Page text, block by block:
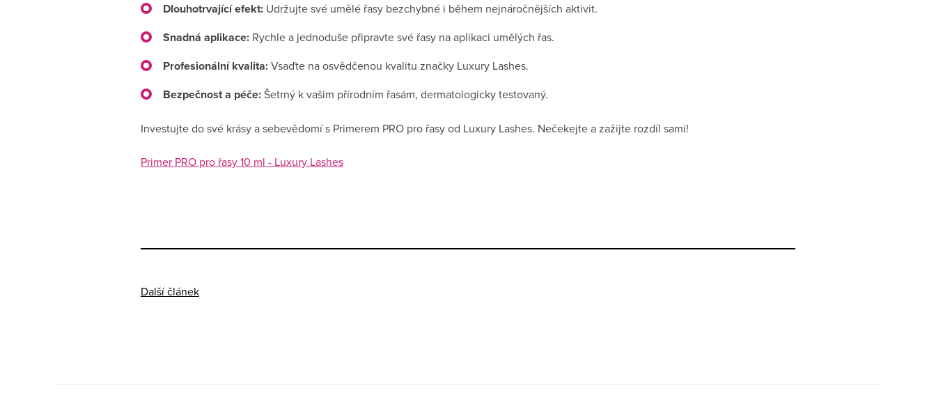
Dlouhotrvající efekt: Udržujte své umělé řasy bezchybné i během nejnáročnějších aktivit.
Snadná aplikace: Rychle a jednoduše připravte své řasy na aplikaci umělých řas.
Profesionální kvalita:Vsaďte na osvědčenou kvalitu značky Luxury Lashes.
Bezpečnost a péče:Šetrný k vašim přírodním řasám, dermatologicky testovaný.
Investujte do své krásy a sebevědomí s Primerem PRO pro řasy od Luxury Lashes. Nečekejte a zažijte rozdíl sami!
Primer PRO pro řasy 10 ml - Luxury Lashes
Další článek